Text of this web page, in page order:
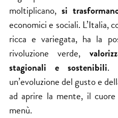
moltiplicano, si
economici e sociali. L’Italia,
ricca e variegata, ha la
rivoluzione verde,
stagionali e sostenibili.
un’evoluzione del gusto e
ad aprire la mente, il
menù.